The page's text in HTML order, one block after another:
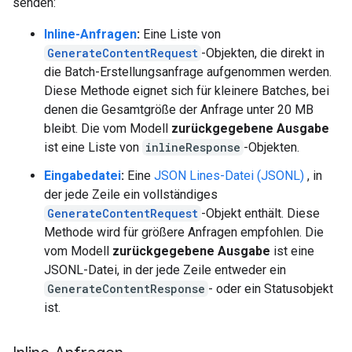
Inline-Anfragen: Eine Liste von
GenerateContentRequest -Objekten, die direkt in
die Batch-Erstellungsanfrage aufgenommen werden.
Diese Methode eignet sich für kleinere Batches, bei
denen die Gesamtgröße der Anfrage unter 20 MB
bleibt. Die vom Modell zurückgegebene Ausgabe
ist eine Liste von inlineResponse -Objekten.
Eingabedatei: Eine JSON Lines-Datei (JSONL) , in
der jede Zeile ein vollständiges
GenerateContentRequest -Objekt enthält. Diese
Methode wird für größere Anfragen empfohlen. Die
vom Modell zurückgegebene Ausgabe ist eine
JSONL-Datei, in der jede Zeile entweder ein
GenerateContentResponse - oder ein Statusobjekt
ist.